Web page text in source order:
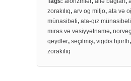
b
o
o
k
t
e
r
e
zorakılıq, arv og miljo, ata və
münasibəti, ata-qız münasibəti
miras və vəsiyyətnamə,
qeydlər, seçilmiş, vigdis hjorth,
zorakılıq